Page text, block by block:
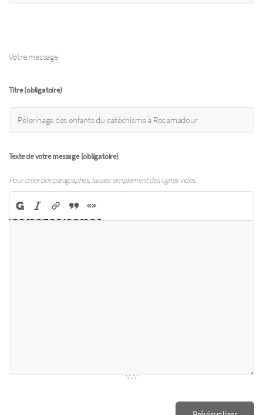
Votre message
Titre (obligatoire)
Texte de votre message (obligatoire)
Pour créer des paragraphes, laissez simplement des lignes vides.